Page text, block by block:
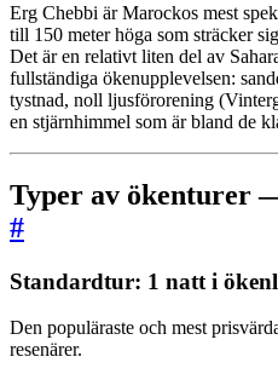
Erg Chebbi är Marockos mest
till 150 meter höga som sträcker
Det är en relativt liten del av
fullständiga ökenupplevelsen:
tystnad, noll ljusförorening
en stjärnhimmel som är bland de
Typer av ökenturer
#
Standardtur: 1 natt i
Den populäraste och mest
resenärer.